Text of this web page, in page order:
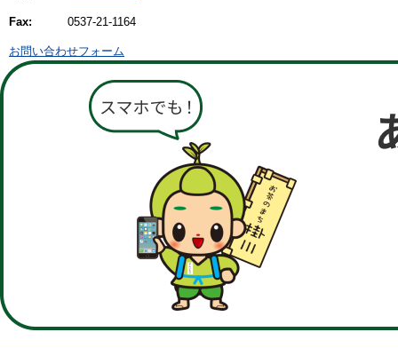
Fax: 0537-21-1164
お問い合わせフォーム